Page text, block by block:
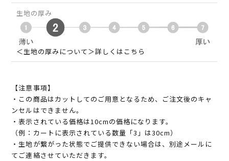
生地の厚み
＜生地の厚みについて＞詳しくはこちら
【注意事項】
・この商品はカットしてのご用意となるため、ご注文後のキャ
ンセルはできません。
・表示されている価格は10cmの価格になります。
（例：カートに表示されている数量「3」は30cm）
・生地が繋がった状態でご提供できない場合は、別途メールに
てご連絡させていただきます。